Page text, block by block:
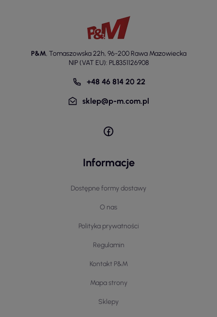
P&M, Tomaszowska 22h, 96-200 Rawa Mazowiecka
NIP (VAT EU): PL8351126908
+48 46 814 20 22
sklep@p-m.com.pl
Informacje
Dostępne formy dostawy
O nas
Polityka prywatności
Regulamin
Kontakt P&M
Mapa strony
Sklepy